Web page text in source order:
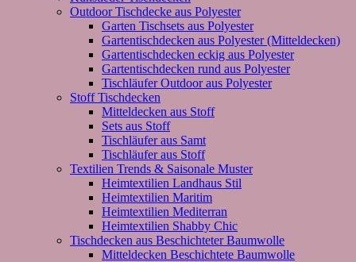
Outdoor Tischdecke aus Polyester
Garten Tischsets aus Polyester
Gartentischdecken aus Polyester (Mitteldecken)
Gartentischdecken eckig aus Polyester
Gartentischdecken rund aus Polyester
Tischläufer Outdoor aus Polyester
Stoff Tischdecken
Mitteldecken aus Stoff
Sets aus Stoff
Tischläufer aus Samt
Tischläufer aus Stoff
Textilien Trends & Saisonale Muster
Heimtextilien Landhaus Stil
Heimtextilien Maritim
Heimtextilien Mediterran
Heimtextilien Shabby Chic
Tischdecken aus Beschichteter Baumwolle
Mitteldecken Beschichtete Baumwolle